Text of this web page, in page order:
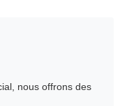
nous offrons des